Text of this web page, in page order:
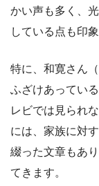
かい声も多く、
している点も印象
特に、和寛さん
ふざけあってい
レビでは見られ
には、家族に対
綴った文章もあ
てきます。